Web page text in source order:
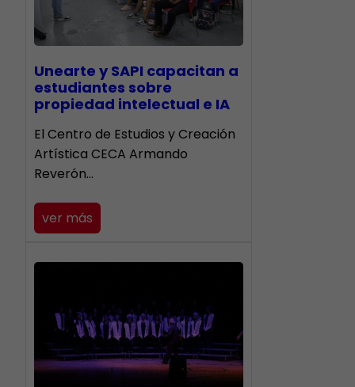
Unearte y SAPI capacitan a
estudiantes sobre
propiedad intelectual e IA
El Centro de Estudios y Creación
Artística CECA Armando
Reverón…
ver más